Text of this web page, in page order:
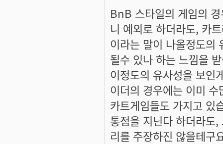
BnB 스타일의 게임의
니 예외로 하더라도, 카
이라는 말이 나올정도의
될수 있나 하는 느낌을
이정도의 유사성을 보인
이더의 경우에는 이미
카트게임들도 가지고 있
통점을 지닌다 하더라도
리를 주장하진 않을테구